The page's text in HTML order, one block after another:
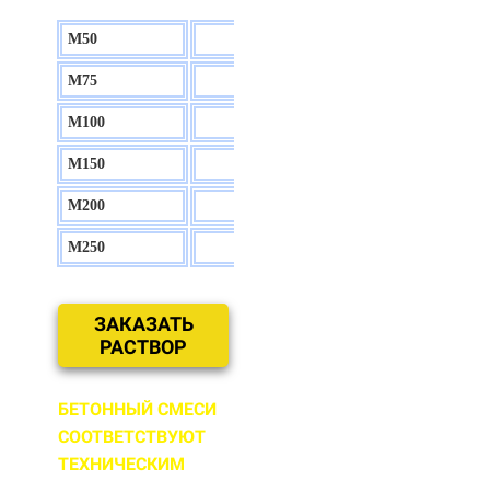
М50
М75
М100
М150
М200
М250
ЗАКАЗАТЬ
РАСТВОР
БЕТОННЫЙ СМЕСИ
СООТВЕТСТВУЮТ
ТЕХНИЧЕСКИМ